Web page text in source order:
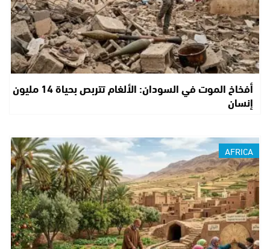
أفخاخ الموت في السودان: الألغام تتربص بحياة 14 مليون
إنسان
AFRICA